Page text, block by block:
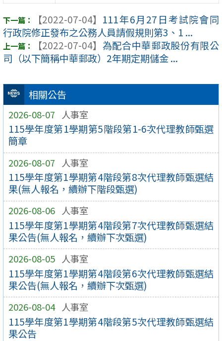
相關公告
2026-08-07 人事室
115學年度第1學期第5階段第1-6次代理教師甄選
簡章
2026-08-07 人事室
115學年度第1學期第4階段第8次代理教師甄選結
果(無人報名，續辦下階段甄選)
2026-08-06 人事室
115學年度第1學期第4階段第7次代理教師甄選結
果公告(無人報名，續辦下次甄選)
2026-08-05 人事室
115學年度第1學期第4階段第6次代理教師甄選結
果公告(無人報名，續辦下次甄選)
2026-08-04 人事室
115學年度第1學期第4階段第5次代理教師甄選結
果公告
【2022-07-04】 111年6月27日考試院會同
行政院修正發布之公務人員請假規則第3、1 ...
【2022-07-04】 為配合中華郵政股份有限公
司（以下簡稱中華郵政）2年期定期儲金 ...